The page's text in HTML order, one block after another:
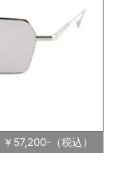
57,200-（税込）